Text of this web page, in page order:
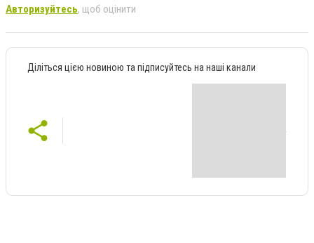
Авторизуйтесь, щоб оцінити
Діліться цією новиною та підписуйтесь на наші канали